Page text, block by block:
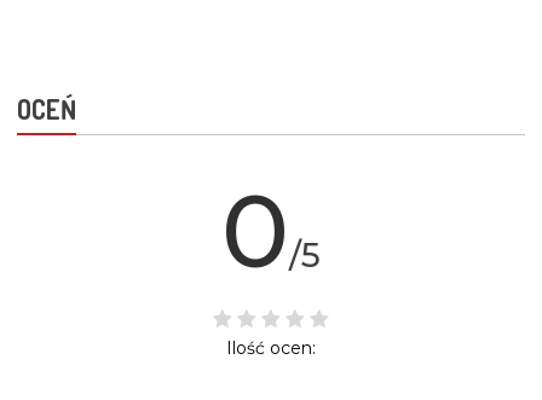
OCEŃ
0/5
Ilość ocen: